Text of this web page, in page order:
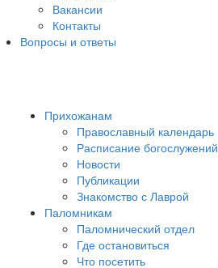
Вакансии
Контакты
Вопросы и ответы
Прихожанам
Православный календарь
Расписание богослужений
Новости
Публикации
Знакомство с Лаврой
Паломникам
Паломнический отдел
Где остановиться
Что посетить